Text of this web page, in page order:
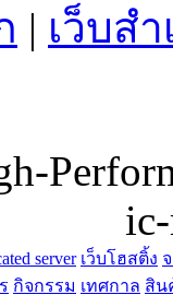
| เว็บส
server เว็บโฮสติ้ง
กิจกรรม เทศกาล สิน